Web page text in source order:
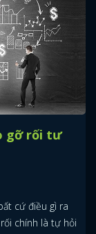
gỡ rối tư
cứ điều gì ra
chính là tự hỏi